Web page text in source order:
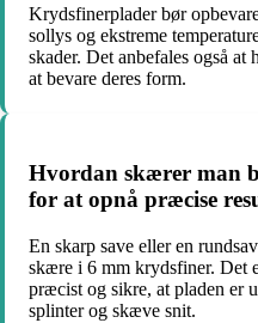
Krydsfinerplader bør
sollys og ekstreme
skader. Det anbefales også
at bevare deres form.
Hvordan skærer man
for at opnå præcise
En skarp save eller en
skære i 6 mm krydsfiner. Det
præcist og sikre, at pladen er
splinter og skæve snit.